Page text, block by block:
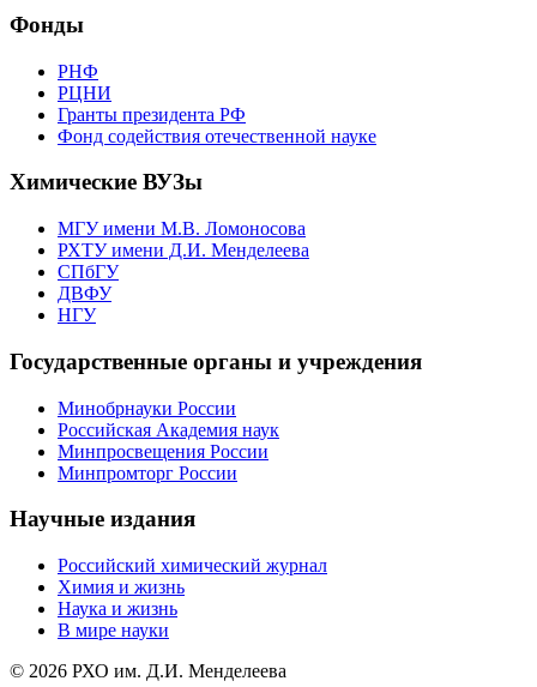
Фонды
РНФ
РЦНИ
Гранты президента РФ
Фонд содействия отечественной науке
Химические ВУЗы
МГУ имени М.В. Ломоносова
РХТУ имени Д.И. Менделеева
СПбГУ
ДВФУ
НГУ
Государственные органы и учреждения
Минобрнауки России
Российская Академия наук
Минпросвещения России
Минпромторг России
Научные издания
Российский химический журнал
Химия и жизнь
Наука и жизнь
В мире науки
© 2026 РХО им. Д.И. Менделеева